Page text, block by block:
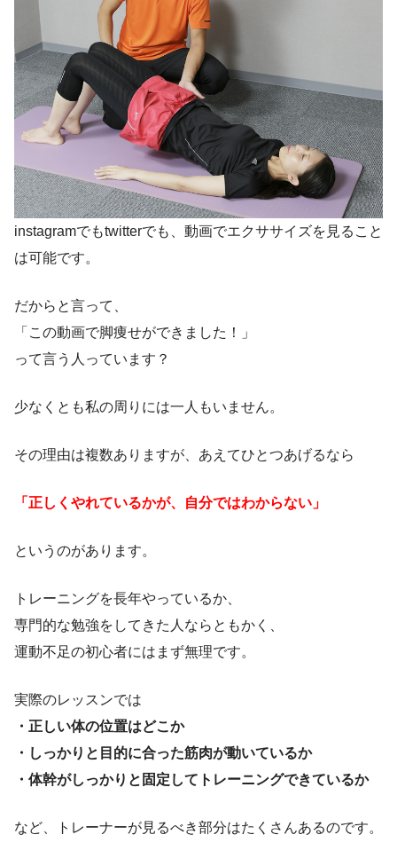
instagramでもtwitterでも、動画でエクササイズを見ること
は可能です。
だからと言って、
「この動画で脚痩せができました！」
って言う人っています？
少なくとも私の周りには一人もいません。
その理由は複数ありますが、あえてひとつあげるなら
「正しくやれているかが、自分ではわからない」
というのがあります。
トレーニングを長年やっているか、
専門的な勉強をしてきた人ならともかく、
運動不足の初心者にはまず無理です。
実際のレッスンでは
・正しい体の位置はどこか
・しっかりと目的に合った筋肉が動いているか
・体幹がしっかりと固定してトレーニングできているか
など、トレーナーが見るべき部分はたくさんあるのです。